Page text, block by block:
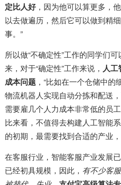
定比人好，因为他可以算更多，
以去做遍历，然后它可以做到精
事。”
所以做“不确定性”工作的同学们
来，对于“确定性”工作来说， 人
成本问题 ，“比如在一个仓储中
物流机器人实现自动分拣和配送
需要雇几个人力成本非常低的员
比来看，不值得去构建人工智能
的初期，最需要找到合适的产业
在客服行业，智能客服产业发展
已经初具规模，因此， 有不少客